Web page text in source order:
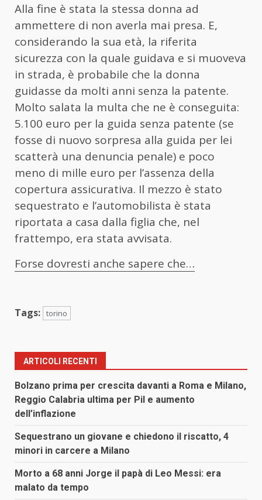
Alla fine è stata la stessa donna ad
ammettere di non averla mai presa. E,
considerando la sua età, la riferita
sicurezza con la quale guidava e si muoveva
in strada, è probabile che la donna
guidasse da molti anni senza la patente.
Molto salata la multa che ne è conseguita:
5.100 euro per la guida senza patente (se
fosse di nuovo sorpresa alla guida per lei
scatterà una denuncia penale) e poco
meno di mille euro per l’assenza della
copertura assicurativa. Il mezzo è stato
sequestrato e l’automobilista è stata
riportata a casa dalla figlia che, nel
frattempo, era stata avvisata.
Forse dovresti anche sapere che…
Tags: torino
ARTICOLI RECENTI
Bolzano prima per crescita davanti a Roma e Milano,
Reggio Calabria ultima per Pil e aumento
dell’inflazione
Sequestrano un giovane e chiedono il riscatto, 4
minori in carcere a Milano
Morto a 68 anni Jorge il papà di Leo Messi: era
malato da tempo